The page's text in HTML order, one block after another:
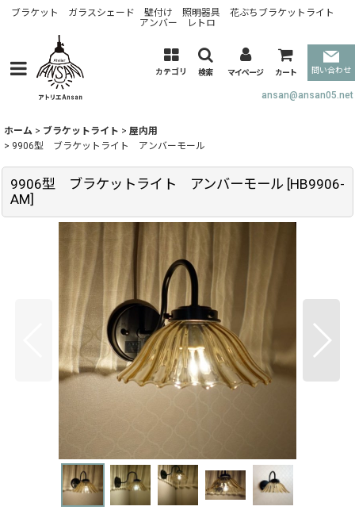
ブラケット ガラスシェード 壁付け 照明器具 花ぶちブラケットライト
アンバー レトロ
カテゴリ 検索 マイページ カート 問い合わせ
ansan@ansan05.net
ホーム > ブラケットライト > 屋内用
> 9906型 ブラケットライト アンバーモール
9906型 ブラケットライト アンバーモール [HB9906-
AM]